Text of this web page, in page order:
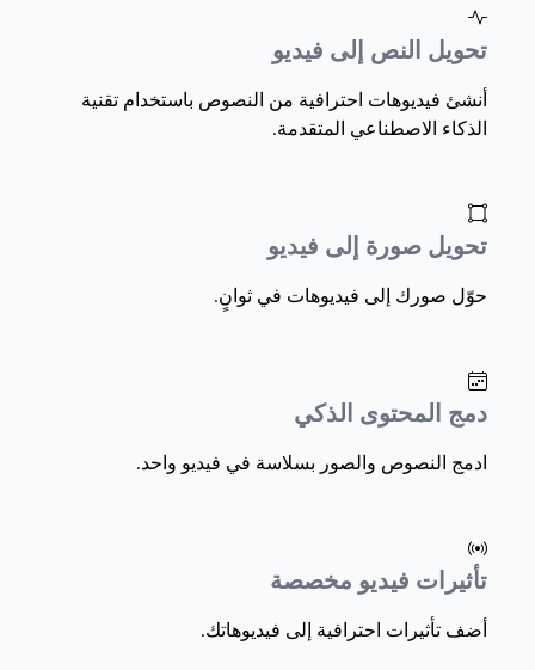
تحويل النص إلى فيديو
أنشئ فيديوهات احترافية من النصوص باستخدام تقنية
الذكاء الاصطناعي المتقدمة.
تحويل صورة إلى فيديو
حوّل صورك إلى فيديوهات في ثوانٍ.
دمج المحتوى الذكي
ادمج النصوص والصور بسلاسة في فيديو واحد.
تأثيرات فيديو مخصصة
أضف تأثيرات احترافية إلى فيديوهاتك.